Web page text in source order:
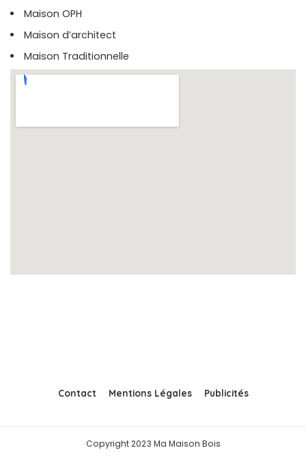
Maison OPH
Maison d’architect
Maison Traditionnelle
Contact Mentions Légales Publicités
Copyright 2023 Ma Maison Bois